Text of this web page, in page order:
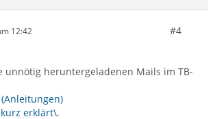
12:42 #4
unnötig heruntergeladenen Mails im TB-
erklärt\.